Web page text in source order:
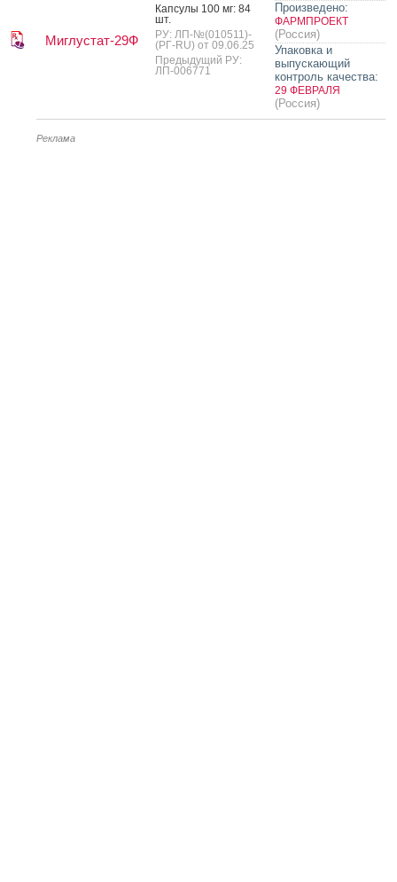
Миглустат-29Ф
Кап­су­лы 100 мг: 84
шт.
РУ: ЛП-№(010511)-
(РГ-RU) от 09.06.25
Предыдущий РУ:
ЛП-006771
Произведено:
ФАРМПРОЕКТ
(Россия)
Упаковка и
выпускающий
контроль качества:
29 ФЕВРАЛЯ
(Россия)
Реклама